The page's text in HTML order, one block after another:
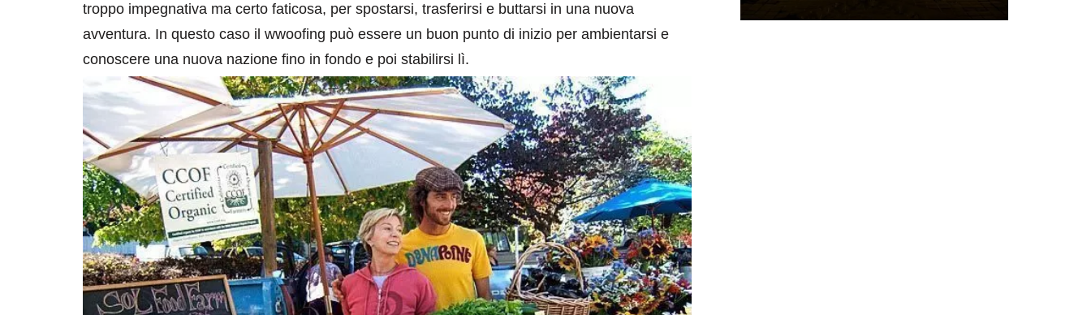
troppo impegnativa ma certo faticosa, per spostarsi, trasferirsi e buttarsi in una nuova
avventura. In questo caso il wwoofing può essere un buon punto di inizio per ambientarsi e
conoscere una nuova nazione fino in fondo e poi stabilirsi lì.